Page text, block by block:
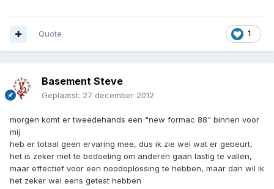
1
Quote
Basement Steve
Geplaatst: 27 december 2012
morgen komt er tweedehands een "new formac 88" binnen voor
mij
heb er totaal geen ervaring mee, dus ik zie wel wat er gebeurt,
het is zeker niet te bedoeling om anderen gaan lastig te vallen,
maar effectief voor een noodoplossing te hebben, maar dan wil ik
het zeker wel eens getest hebben